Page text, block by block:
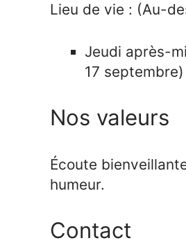
Lieu de vie : (Au-
Jeudi après-
17 septembre)
Nos valeurs
Écoute
humeur.
Contact